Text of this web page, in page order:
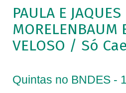
PAULA E JAQUES
MORELENBAUM
VELOSO / Só
Quintas no BNDES -